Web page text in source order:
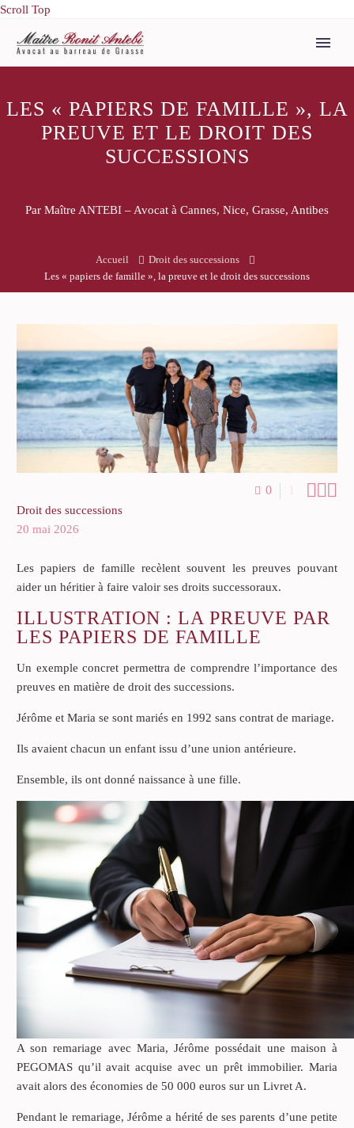
Scroll Top
LES « PAPIERS DE FAMILLE », LA
PREUVE ET LE DROIT DES
SUCCESSIONS
Par Maître ANTEBI – Avocat à Cannes, Nice, Grasse, Antibes
Accueil
Droit des successions
Les « papiers de famille », la preuve et le droit des successions
0 
Droit des successions
20 mai 2026
Les papiers de famille recèlent souvent les preuves pouvant
aider un héritier à faire valoir ses droits successoraux.
ILLUSTRATION : LA PREUVE PAR
LES PAPIERS DE FAMILLE
Un exemple concret permettra de comprendre l’importance des
preuves en matière de droit des successions.
Jérôme et Maria se sont mariés en 1992 sans contrat de mariage.
Ils avaient chacun un enfant issu d’une union antérieure.
Ensemble, ils ont donné naissance à une fille.
A son remariage avec Maria, Jérôme possédait une maison à
PEGOMAS qu’il avait acquise avec un prêt immobilier. Maria
avait alors des économies de 50 000 euros sur un Livret A.
Pendant le remariage, Jérôme a hérité de ses parents d’une petite